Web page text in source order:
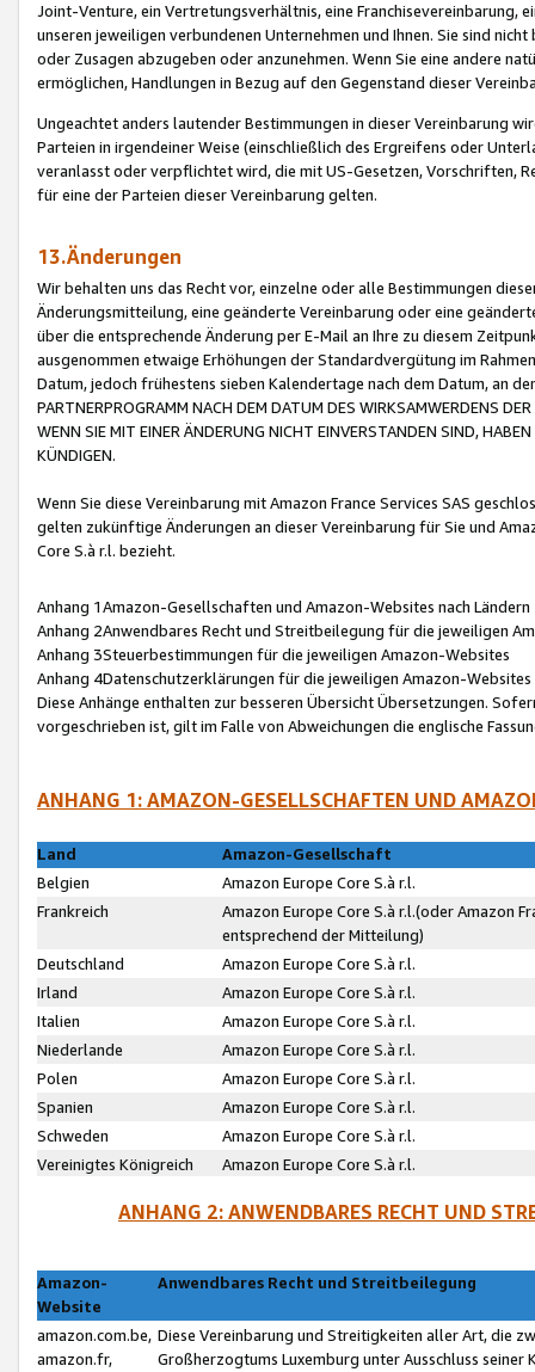
Joint-Venture, ein Vertretungsverhältnis, eine Franchisevereinbarung,
unseren jeweiligen verbundenen Unternehmen und Ihnen. Sie sind
oder Zusagen abzugeben oder anzunehmen. Wenn Sie eine andere
ermöglichen, Handlungen in Bezug auf den Gegenstand dieser
Ungeachtet anders lautender Bestimmungen in dieser Vereinbarung
Parteien in irgendeiner Weise (einschließlich des Ergreifens oder
veranlasst oder verpflichtet wird, die mit US-Gesetzen, Vorschriften,
für eine der Parteien dieser Vereinbarung gelten.
13.Änderungen
Wir behalten uns das Recht vor, einzelne oder alle Bestimmungen
Änderungsmitteilung, eine geänderte Vereinbarung oder eine
über die entsprechende Änderung per E-Mail an Ihre zu diesem
ausgenommen etwaige Erhöhungen der Standardvergütung im
Datum, jedoch frühestens sieben Kalendertage nach dem Datum, an
PARTNERPROGRAMM NACH DEM DATUM DES WIRKSAMWERDENS
WENN SIE MIT EINER ÄNDERUNG NICHT EINVERSTANDEN SIND,
KÜNDIGEN.
Wenn Sie diese Vereinbarung mit Amazon France Services SAS
gelten zukünftige Änderungen an dieser Vereinbarung für Sie und
Core S.à r.l. bezieht.
Anhang 1Amazon-Gesellschaften und Amazon-Websites nach Ländern
Anhang 2Anwendbares Recht und Streitbeilegung für die jeweiligen
Anhang 3Steuerbestimmungen für die jeweiligen Amazon-Websites
Anhang 4Datenschutzerklärungen für die jeweiligen Amazon-Websites
Diese Anhänge enthalten zur besseren Übersicht Übersetzungen.
vorgeschrieben ist, gilt im Falle von Abweichungen die englische
ANHANG 1: AMAZON-GESELLSCHAFTEN UND
Land
Amazon-Gesellschaft
Belgien
Amazon Europe Core S.à r.l.
Frankreich
Amazon Europe Core S.à r.l.(oder Amazon
entsprechend der Mitteilung)
Deutschland
Amazon Europe Core S.à r.l.
Irland
Amazon Europe Core S.à r.l.
Italien
Amazon Europe Core S.à r.l.
Niederlande
Amazon Europe Core S.à r.l.
Polen
Amazon Europe Core S.à r.l.
Spanien
Amazon Europe Core S.à r.l.
Schweden
Amazon Europe Core S.à r.l.
Vereinigtes Königreich
Amazon Europe Core S.à r.l.
ANHANG 2: ANWENDBARES RECHT UND
Amazon-
Website
Anwendbares Recht und Streitbeilegung
amazon.com.be,
amazon.fr,
Diese Vereinbarung und Streitigkeiten aller Art, die
Großherzogtums Luxemburg unter Ausschluss